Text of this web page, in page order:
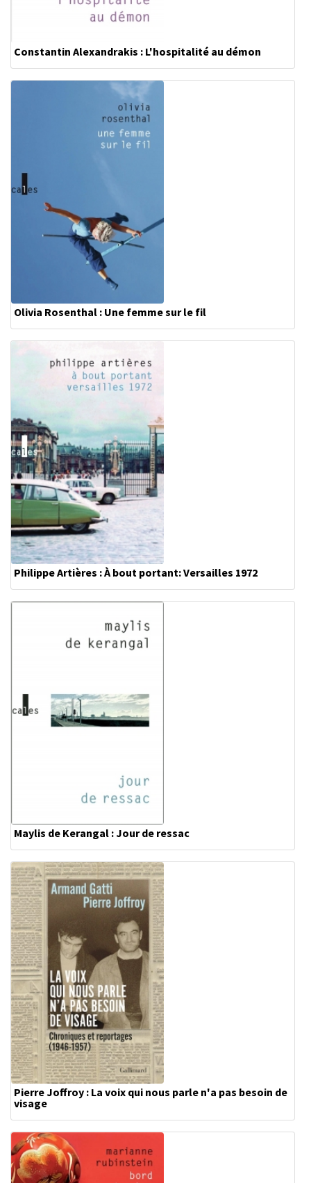
Constantin Alexandrakis : L'hospitalité au démon
Olivia Rosenthal : Une femme sur le fil
Philippe Artières : À bout portant: Versailles 1972
Maylis de Kerangal : Jour de ressac
Pierre Joffroy : La voix qui nous parle n'a pas besoin de
visage